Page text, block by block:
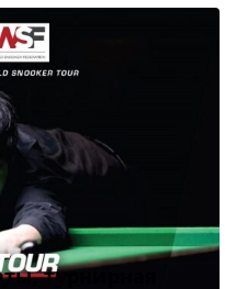
турнирная